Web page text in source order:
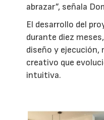
abrazar”, señala
El desarrollo del
durante diez
diseño y ejecución,
creativo que
intuitiva.